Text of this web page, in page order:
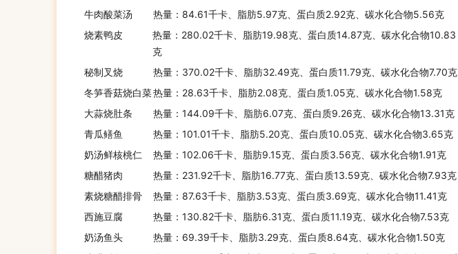
牛肉酸菜汤
热量：84.61千卡、脂肪5.97克、蛋白质2.92克、碳水化合物5.56克
烧素鸭皮
热量：280.02千卡、脂肪19.98克、蛋白质14.87克、碳水化合物10.83
克
秘制叉烧 热量：370.02千卡、脂肪32.49克、蛋白质11.79克、碳水化合物7.70克
冬笋香菇烧白菜热量：28.63千卡、脂肪2.08克、蛋白质1.05克、碳水化合物1.58克
大蒜烧肚条
热量：144.09千卡、脂肪6.07克、蛋白质9.26克、碳水化合物13.31克
青瓜鳝鱼
热量：101.01千卡、脂肪5.20克、蛋白质10.05克、碳水化合物3.65克
奶汤鲜核桃仁
热量：102.06千卡、脂肪9.15克、蛋白质3.56克、碳水化合物1.91克
糖醋猪肉
热量：231.92千卡、脂肪16.77克、蛋白质13.59克、碳水化合物7.93克
素烧糖醋排骨
热量：87.63千卡、脂肪3.53克、蛋白质3.69克、碳水化合物11.41克
西施豆腐
热量：130.82千卡、脂肪6.31克、蛋白质11.19克、碳水化合物7.53克
奶汤鱼头
热量：69.39千卡、脂肪3.29克、蛋白质8.64克、碳水化合物1.50克